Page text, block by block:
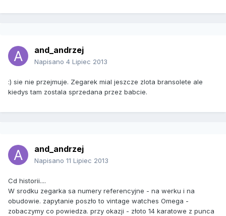
and_andrzej
Napisano 4 Lipiec 2013
:) sie nie przejmuje. Zegarek mial jeszcze zlota bransolete ale
kiedys tam zostala sprzedana przez babcie.
and_andrzej
Napisano 11 Lipiec 2013
Cd historii....
W srodku zegarka sa numery referencyjne - na werku i na
obudowie. zapytanie poszło to vintage watches Omega -
zobaczymy co powiedza. przy okazji - złoto 14 karatowe z punca